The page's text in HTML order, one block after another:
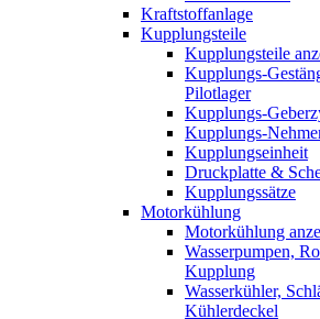
Kraftstoffanlage
Kupplungsteile
Kupplungsteile
Kupplungs-
Pilotlager
Kupplungs-
Kupplungs-
Kupplungseinheit
Druckplatte &
Kupplungssätze
Motorkühlung
Motorkühlung
Wasserpumpen,
Kupplung
Wasserkühler,
Kühlerdeckel